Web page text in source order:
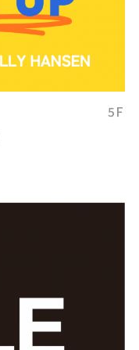
5F